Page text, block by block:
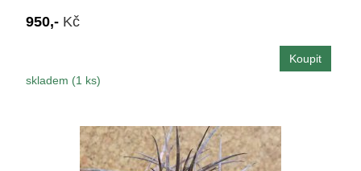
950,- Kč
skladem (1 ks)